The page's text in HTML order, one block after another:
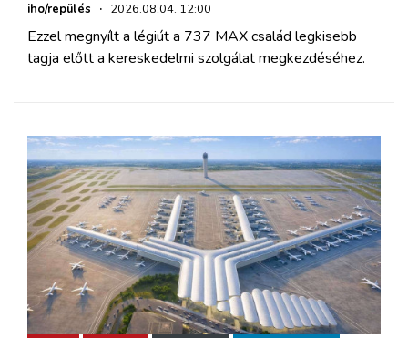
iho/repülés · 2026.08.04. 12:00
Ezzel megnyílt a légiút a 737 MAX család legkisebb
tagja előtt a kereskedelmi szolgálat megkezdéséhez.